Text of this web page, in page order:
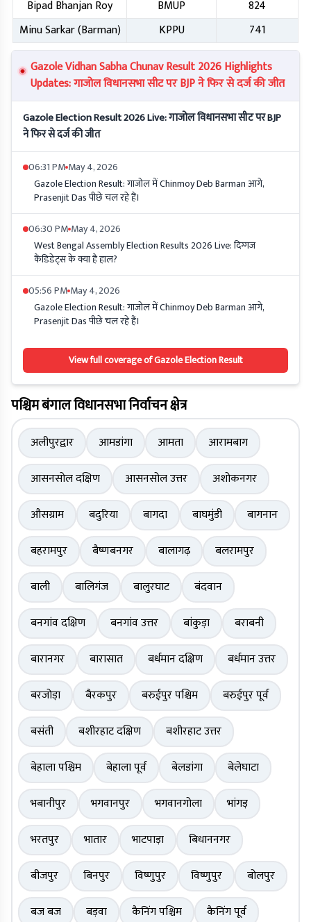
Bipad Bhanjan Roy BMUP
824
Minu Sarkar (Barman)
KPPU
741
Gazole Vidhan Sabha Chunav Result 2026 Highlights
Updates: गाजोल विधानसभा सीट पर BJP ने फिर से दर्ज की जीत
Gazole Election Result 2026 Live: गाजोल विधानसभा सीट पर BJP
ने फिर से दर्ज की जीत
06:31 PM May 4, 2026
Gazole Election Result: गाजोल में Chinmoy Deb Barman आगे,
Prasenjit Das पीछे चल रहे हैं।
06:30 PM May 4, 2026
West Bengal Assembly Election Results 2026 Live: दिग्गज
कैंडिडेट्स के क्या हैं हाल?
05:56 PM May 4, 2026
Gazole Election Result: गाजोल में Chinmoy Deb Barman आगे,
Prasenjit Das पीछे चल रहे हैं।
View full coverage of Gazole Election Result
पश्चिम बंगाल विधानसभा निर्वाचन क्षेत्र
अलीपुरद्वार आमडांगा आमता
आरामबाग
आसनसोल दक्षिण
आसनसोल उत्तर
अशोकनगर
औसग्राम
बदुरिया बागदा बाघमुंडी
बागनान
बहरामपुर
बैष्णबनगर बालागढ़
बलरामपुर
बाली
बालिगंज बालुरघाट
बंदवान
बनगांव दक्षिण
बनगांव उत्तर बांकुड़ा
बराबनी
बारानगर
बारासात बर्धमान दक्षिण
बर्धमान उत्तर
बरजोड़ा
बैरकपुर बरुईपुर पश्चिम
बरुईपुर पूर्व
बसंती
बशीरहाट दक्षिण
बशीरहाट उत्तर
बेहाला पश्चिम
बेहाला पूर्व बेलडांगा
बेलेघाटा
भबानीपुर
भगवानपुर भगवानगोला
भांगड़
भरतपुर
भातार भाटपाड़ा
बिधाननगर
बीजपुर
बिनपुर विष्णुपुर विष्णुपुर
बोलपुर
बज बज
बड़वा कैनिंग पश्चिम
कैनिंग पूर्व